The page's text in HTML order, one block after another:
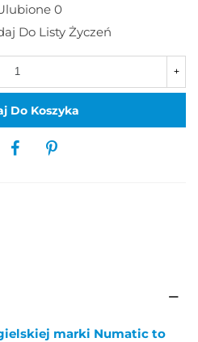
0
Do Listy Życzeń
+
Do Koszyka
marki Numatic to